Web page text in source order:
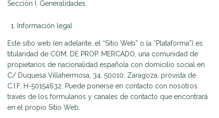
Sección I. Generalidades.
Información legal
Este sitio web (en adelante, el “Sitio Web” o la “Plataforma”) es
titularidad de COM. DE PROP. MERCADO, una comunidad de
propietarios de nacionalidad española con domicilio social en
C/ Duquesa Villahermosa, 34, 50010, Zaragoza, provista de
C.I.F. H-50154632. Puede ponerse en contacto con nosotros
través de los formularios y canales de contacto que encontrará
en el propio Sitio Web.